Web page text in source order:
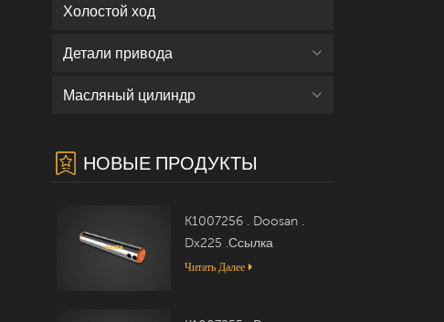
Холостой ход
Детали привода
Масляный цилиндр
НОВЫЕ ПРОДУКТЫ
K1007256 . Doosan .
Dx225 .Ссылка
Читать Далее